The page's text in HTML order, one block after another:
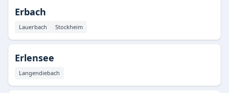
Erbach
Lauerbach Stockheim
Erlensee
Langendiebach